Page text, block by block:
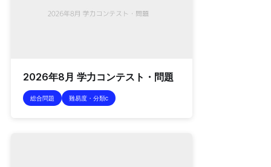
2026年8月 学力コンテスト・問題
総合問題 難易度・分類c